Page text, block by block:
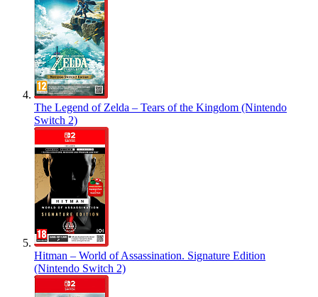
The Legend of Zelda – Tears of the Kingdom (Nintendo
Switch 2)
Hitman – World of Assassination. Signature Edition
(Nintendo Switch 2)